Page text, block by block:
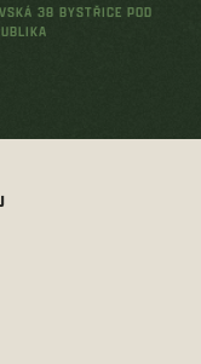
38 BYSTŘICE POD